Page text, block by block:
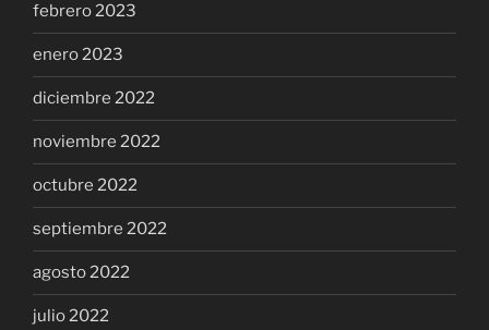
febrero 2023
enero 2023
diciembre 2022
noviembre 2022
octubre 2022
septiembre 2022
agosto 2022
julio 2022